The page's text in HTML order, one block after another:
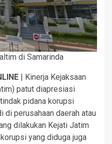
di Samarinda
| Kinerja Kejaksaan
patut diapresiasi
pidana korupsi
di perusahaan daerah atau
dilakukan Kejati Jatim
yang diduga juga